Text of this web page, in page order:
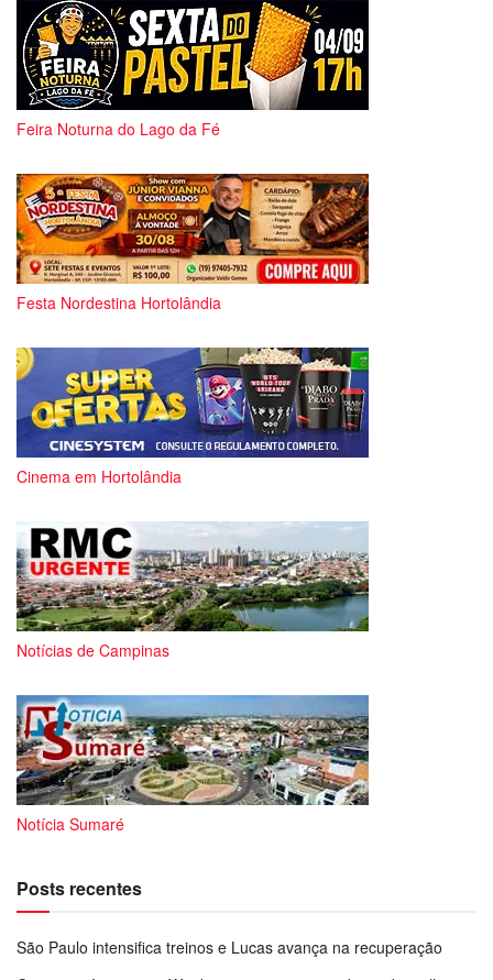
Feira Noturna do Lago da Fé
Festa Nordestina Hortolândia
Cinema em Hortolândia
Notícias de Campinas
Notícia Sumaré
Posts recentes
São Paulo intensifica treinos e Lucas avança na recuperação